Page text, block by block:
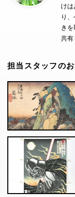
け
り
き
共有
担当スタッフの